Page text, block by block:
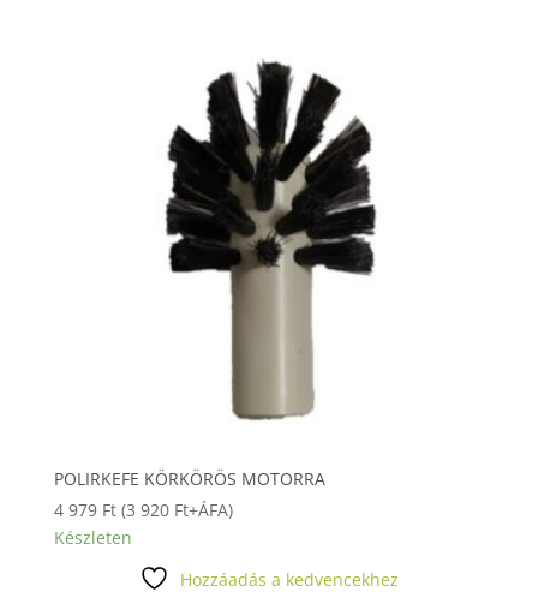
POLIRKEFE KÖRKÖRÖS MOTORRA
4 979 Ft (3 920 Ft+ÁFA)
Készleten
Hozzáadás a kedvencekhez